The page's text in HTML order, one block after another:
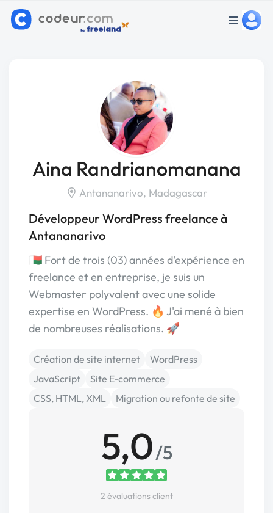
Aina Randrianomanana
Antananarivo, Madagascar
Développeur WordPress freelance à
Antananarivo
🇲🇬​ Fort de trois (03) années d'expérience en
freelance et en entreprise, je suis un
Webmaster polyvalent avec une solide
expertise en WordPress. 🔥 J'ai mené à bien
de nombreuses réalisations. 🚀
Création de site internet
WordPress
JavaScript
Site E-commerce
CSS, HTML, XML
Migration ou refonte de site
5,0/5
2 évaluations client